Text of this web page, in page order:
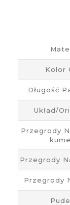
Kolor
Długość
Układ/
Przegrody
Przegrody
Przegrody